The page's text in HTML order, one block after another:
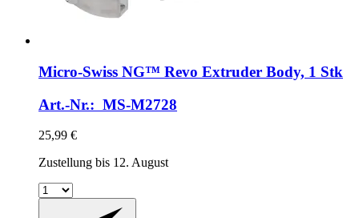
Micro-Swiss NG™ Revo Extruder Body, 1 Stk
Art.-Nr.: MS-M2728
25,99 €
Zustellung bis 12. August